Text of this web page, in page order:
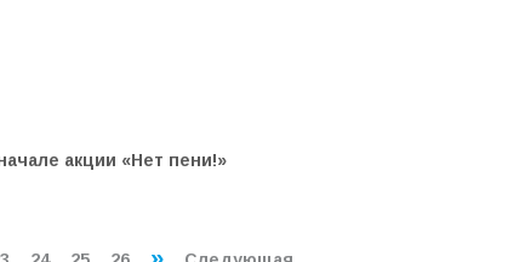
акции «Нет пени!»